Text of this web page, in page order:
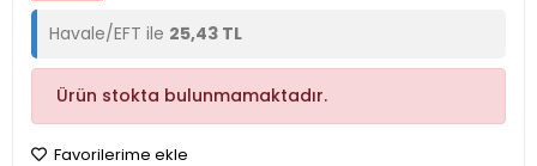
Havale/EFT ile 25,43 TL
Ürün stokta bulunmamaktadır.
Favorilerime ekle